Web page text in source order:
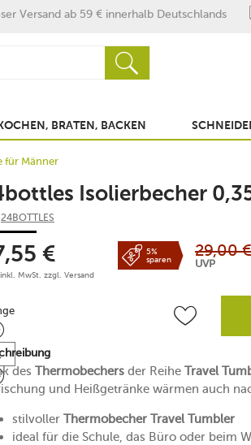
Versand ab 59 € innerhalb Deutschlands
KOCHEN, BRATEN, BACKEN
für Männer
Isolierbecher
24BOTTLES
€
MwSt. zzgl. Versand
5%
sparen
29,00 €
UVP
des Thermobechers der Reihe Travel
und Heißgetränke wärmen auch
stilvoller Thermobecher Travel Tumbler
ideal für die Schule, das Büro oder beim